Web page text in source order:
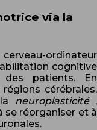
via la
ordinateur
cognitive
patients. En
cérébrales,
neuroplasticité ,
se réorganiser et à